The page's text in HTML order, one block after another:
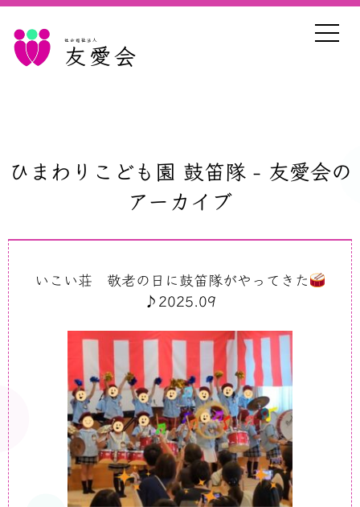
社会福祉法人
友愛会
ひまわりこども園 鼓笛隊 - 友愛会の
アーカイブ
いこい荘 敬老の日に鼓笛隊がやってきた
♪2025.09